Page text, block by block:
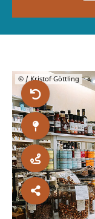
© / Kristof Göttling